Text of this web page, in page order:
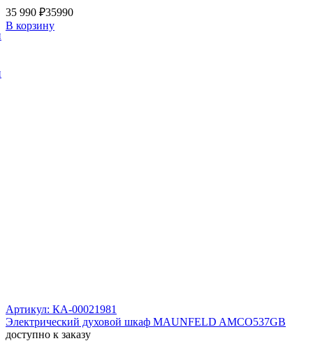
35 990 ₽35990
В корзину
Артикул: КА-00021981
Электрический духовой шкаф MAUNFELD AMCO537GB
доступно к заказу